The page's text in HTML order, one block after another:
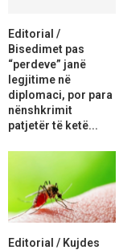
Editorial /
Bisedimet pas
“perdeve” janë
legjitime në
diplomaci, por para
nënshkrimit
patjetër të ketë...
Editorial / Kujdes